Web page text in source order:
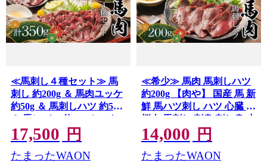
≪馬刺し４種セット≫ 馬
刺し 約200g ＆ 馬肉ユッケ
約50g ＆ 馬刺しハツ 約50g
＆ 馬レバー 約50g セットA
【肉や】 希少 国産 馬 新鮮
馬刺し 刺し身 刺身 ユッケ
桜ユッケ 馬ハツ刺し ハツ
17,500 円
たまったWAON
≪希少≫ 馬肉 馬刺しハツ
約200g 【肉や】 国産 馬 新
鮮 馬ハツ刺し ハツ 心臓 肉
桜肉 馬刺し 刺身 刺し身 小
分け おすすめ 青森県 中泊
町 F6N-342
14,000 円
たまったWAON